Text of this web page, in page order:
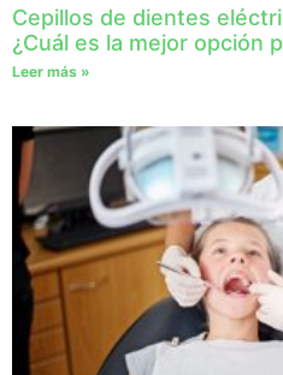
Cepillos de dientes
¿Cuál es la mejor opción
Leer más »